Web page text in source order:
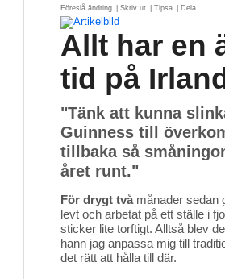
Föreslå ändring Skriv ut Tipsa Dela
Allt har en
tid på
"Tänk att kunna
Guinness till
tillbaka så
året runt."
För drygt två månader sedan
levt och arbetat på ett ställe i
sticker lite torftigt. Alltså blev
hann jag anpassa mig till
det rätt att hålla till där.